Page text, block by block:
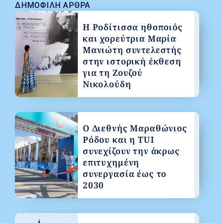
ΔΗΜΟΦΙΛΉ ΆΡΘΡΑ
Η Ροδίτισσα ηθοποιός
και χορεύτρια Μαρία
Μανιώτη συντελεστής
στην ιστορική έκθεση
για τη Ζουζού
Νικολούδη
Ο Διεθνής Μαραθώνιος
Ρόδου και η TUI
συνεχίζουν την άκρως
επιτυχημένη
συνεργασία έως το
2030